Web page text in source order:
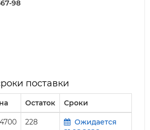
98
поставки
Остаток Сроки
228
Ожидается